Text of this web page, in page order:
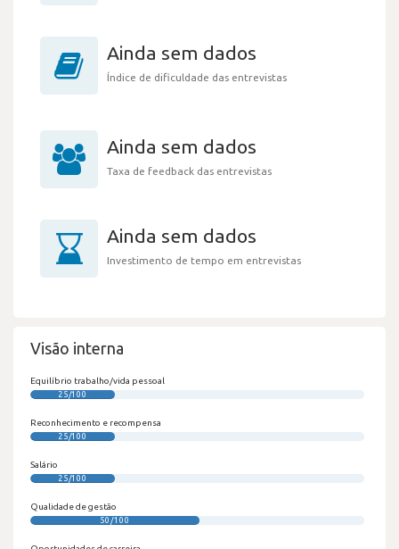
Ainda sem dados
Índice de dificuldade das entrevistas
Ainda sem dados
Taxa de feedback das entrevistas
Ainda sem dados
Investimento de tempo em entrevistas
Visão interna
Equilíbrio trabalho/vida pessoal
25/100
Reconhecimento e recompensa
25/100
Salário
25/100
Qualidade de gestão
50/100